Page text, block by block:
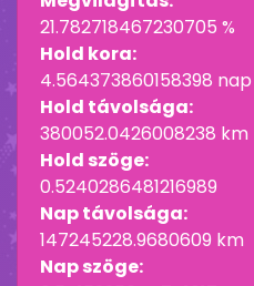
21.782718467230705 %
Hold kora:
4.564373860158398 nap
Hold távolsága:
380052.0426008238 km
Hold szöge:
0.5240286481216989
Nap távolsága:
147245228.9680609 km
Nap szöge: